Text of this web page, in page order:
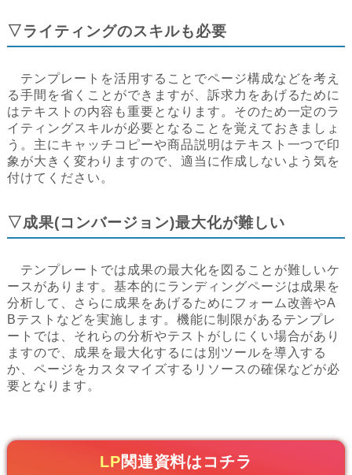
▽ライティングのスキルも必要
テンプレートを活用することでページ構成などを考え
る手間を省くことができますが、訴求力をあげるために
はテキストの内容も重要となります。そのため一定のラ
イティングスキルが必要となることを覚えておきましょ
う。主にキャッチコピーや商品説明はテキスト一つで印
象が大きく変わりますので、適当に作成しないよう気を
付けてください。
▽成果(コンバージョン)最大化が難しい
テンプレートでは成果の最大化を図ることが難しいケ
ースがあります。基本的にランディングページは成果を
分析して、さらに成果をあげるためにフォーム改善やA
Bテストなどを実施します。機能に制限があるテンプレ
ートでは、それらの分析やテストがしにくい場合があり
ますので、成果を最大化するには別ツールを導入する
か、ページをカスタマイズするリソースの確保などが必
要となります。
LP関連資料はコチラ